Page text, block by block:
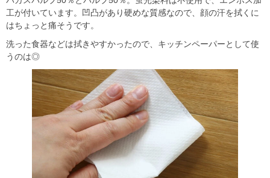
工が付いています。凹凸があり硬めな質感なので、顔の汗を拭くに
はちょっと痛そうです。
洗った食器などは拭きやすかったので、キッチンペーパーとして使
うのは◎